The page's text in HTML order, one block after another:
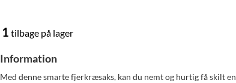
1 tilbage på lager
Information
Med denne smarte fjerkræsaks, kan du nemt og hurtig få skilt en